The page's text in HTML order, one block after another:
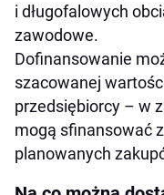
i długofalowych
zawodowe.
Dofinansowanie
szacowanej
przedsiębiorcy – w
mogą sfinansować
planowanych